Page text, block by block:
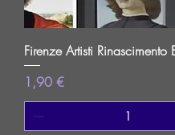
Firenze Artisti Rinascimento
Prezzo
1,90 €